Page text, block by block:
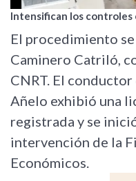
Intensifican los controles
El procedimiento
Caminero Catriló,
CNRT. El conductor
Añelo exhibió una
registrada y se
intervención de la
Económicos.